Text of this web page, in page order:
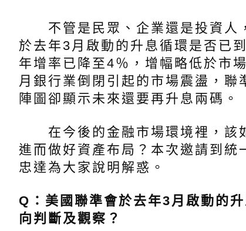
不管是民眾、企業還是投資人
於去年3月啟動的升息循環是否已
年增率已降至4％，增幅略低於市
月銀行業倒閉引起的市場震盪，
陣圖卻顯示未來還要再升息兩碼。
在今後的金融市場環境裡，該
進而做好資產布局？本次邀請到統
忠達為大家說明解惑。
Q：美國聯準會於去年3月啟動的
向判斷及觀察？